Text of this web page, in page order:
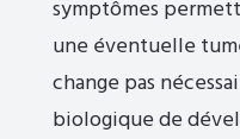
symptômes
une éventuelle
change pas
biologique de